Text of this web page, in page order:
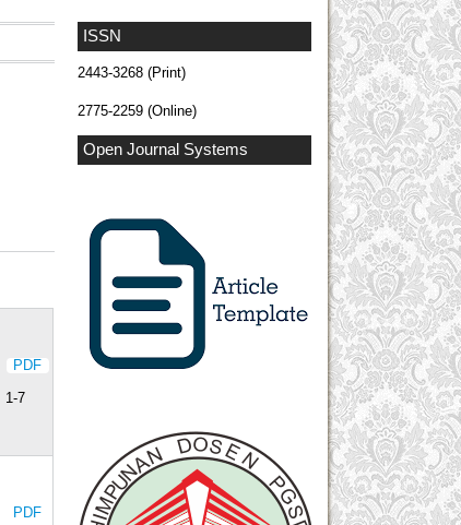
ISSN
2443-3268 (Print)
2775-2259 (Online)
Open Journal Systems
PDF
1-7
PDF